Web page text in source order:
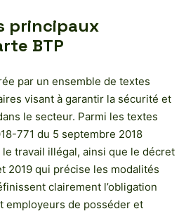
principaux
BTP
par un ensemble de textes
visant à garantir la sécurité et
le secteur. Parmi les textes
771 du 5 septembre 2018
travail illégal, ainsi que le décret
2019 qui précise les modalités
clairement l’obligation
employeurs de posséder et